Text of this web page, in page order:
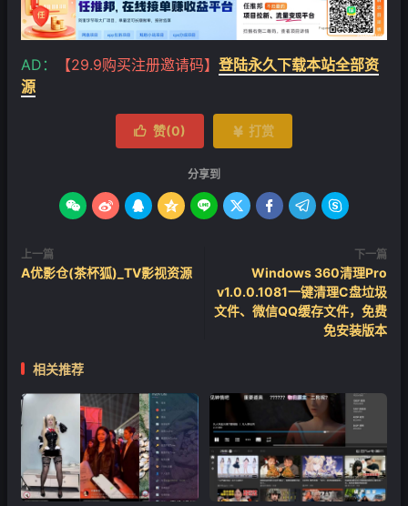
AD： 【29.9购买注册邀请码】 登陆永久下载本站全部资
源
 赞(0)  打赏
分享到
        
上一篇
A优影仓(茶杯狐)_TV影视资源
下一篇
Windows 360清理Pro
v1.0.0.1081一键清理C盘垃圾
文件、微信QQ缓存文件，免费
免安装版本
相关推荐